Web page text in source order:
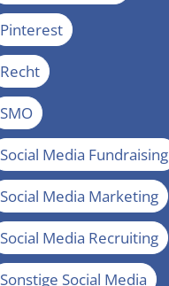
Pinterest
Recht
SMO
Social Media Fundraising
Social Media Marketing
Social Media Recruiting
Sonstige Social Media